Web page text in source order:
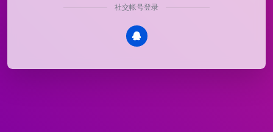
社交帐号登录